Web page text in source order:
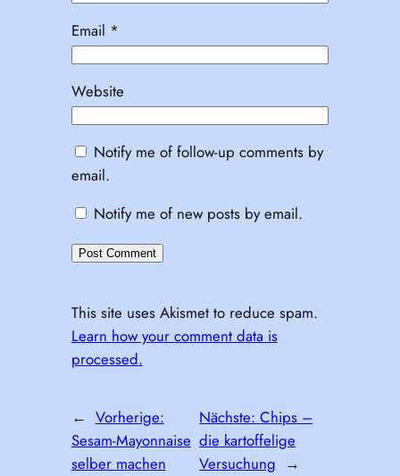
Email *
Website
Notify me of follow-up comments by
email.
Notify me of new posts by email.
This site uses Akismet to reduce spam.
Learn how your comment data is
processed.
← Vorherige:
Sesam-Mayonnaise
selber machen
Nächste:Chips –
die kartoffelige
Versuchung →